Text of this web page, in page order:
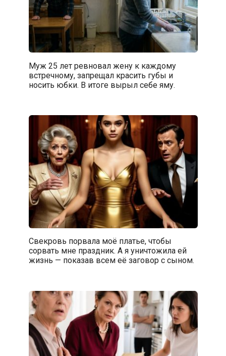
Муж 25 лет ревновал жену к каждому
встречному, запрещал красить губы и
носить юбки. В итоге вырыл себе яму.
Свекровь порвала моё платье, чтобы
сорвать мне праздник. А я уничтожила ей
жизнь — показав всем её заговор с сыном.